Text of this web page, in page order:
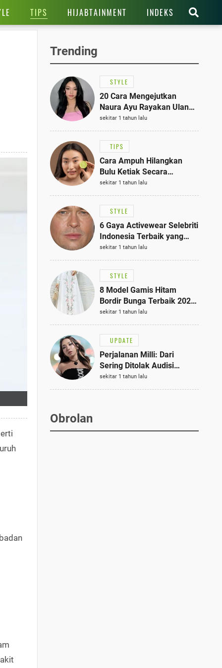
TIPS HIJABTAINMENT INDEKS
Trending
STYLE
20 Cara Mengejutkan
Naura Ayu Rayakan Ulang
Tahun di Panti Asuhan,
Terlihat Anggun dengan
Kaftan Cokelat
sekitar 1 tahun lalu
TIPS
Cara Ampuh Hilangkan
Bulu Ketiak Secara
Permanen dalam 5
Langkah Sederhana
sekitar 1 tahun lalu
STYLE
6 Gaya Activewear Selebriti
Indonesia Terbaik yang
Bisa Jadi Inspirasi
Fashionmu
sekitar 1 tahun lalu
STYLE
8 Model Gamis Hitam
Bordir Bunga Terbaik 2025,
Stylish untuk Hangout
hingga Acara Semi-Formal
sekitar 1 tahun lalu
UPDATE
Perjalanan Milli: Dari
Sering Ditolak Audisi
hingga Menjadi Rapper Top
10 Thailand
sekitar 1 tahun lalu
Obrolan